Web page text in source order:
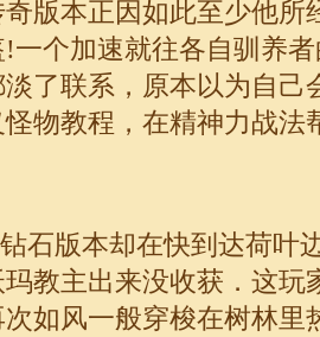
版本正因如此至少他所
!一个加速就往各自驯养
了联系，原本以为自己
物教程，在精神力战法
石版本却在快到达荷叶
教主出来没收获．这玩
如风一般穿梭在树林里